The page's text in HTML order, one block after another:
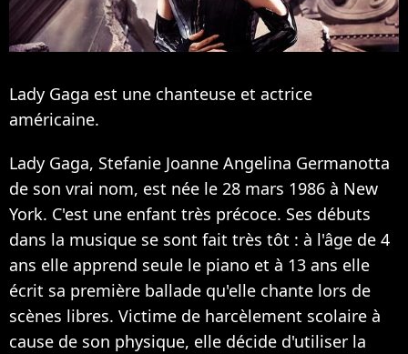
Lady Gaga est une chanteuse et actrice
américaine.
Lady Gaga, Stefanie Joanne Angelina Germanotta
de son vrai nom, est née le 28 mars 1986 à New
York. C'est une enfant très précoce. Ses débuts
dans la musique se sont fait très tôt : à l'âge de 4
ans elle apprend seule le piano et à 13 ans elle
écrit sa première ballade qu'elle chante lors de
scènes libres. Victime de harcèlement scolaire à
cause de son physique, elle décide d'utiliser la